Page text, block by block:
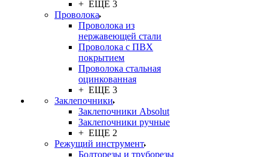
+ ЕЩЕ 3
Проволока
Проволока из
нержавеющей стали
Проволока с ПВХ
покрытием
Проволока стальная
оцинкованная
+ ЕЩЕ 3
Заклепочники
Заклепочники Absolut
Заклепочники ручные
+ ЕЩЕ 2
Режущий инструмент
Болторезы и труборезы